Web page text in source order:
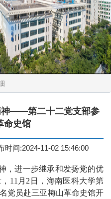
神——第二十二党支部参
命史馆
时间:2024-11-02 15:46:00
，进一步继承和发扬党的优
11月2日，海南医科大学第
党员赴三亚梅山革命史馆开